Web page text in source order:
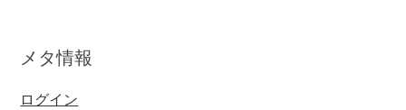
メタ情報
ログイン